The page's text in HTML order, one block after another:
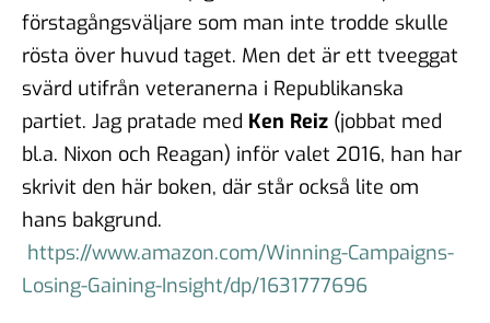
förstagångsväljare som man inte trodde skulle
rösta över huvud taget. Men det är ett tveeggat
svärd utifrån veteranerna i Republikanska
partiet. Jag pratade med Ken Reiz (jobbat med
bl.a. Nixon och Reagan) inför valet 2016, han har
skrivit den här boken, där står också lite om
hans bakgrund.
https://www.amazon.com/Winning-Campaigns-
Losing-Gaining-Insight/dp/1631777696